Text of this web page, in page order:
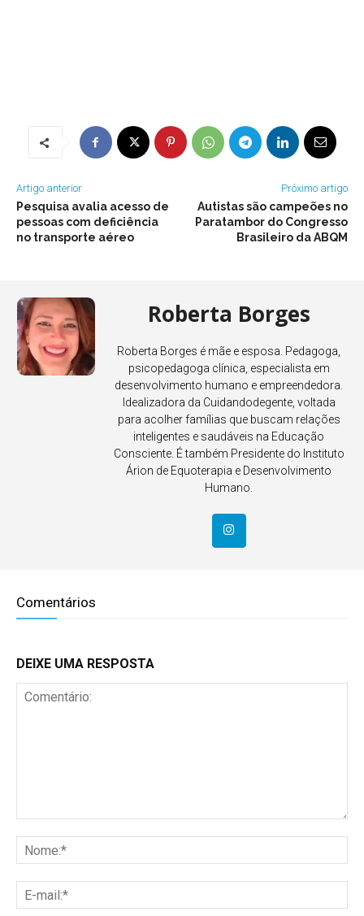
Artigo anterior
Pesquisa avalia acesso de
pessoas com deficiência
no transporte aéreo
Próximo artigo
Autistas são campeões no
Paratambor do Congresso
Brasileiro da ABQM
Roberta Borges
Roberta Borges é mãe e esposa. Pedagoga,
psicopedagoga clínica, especialista em
desenvolvimento humano e empreendedora.
Idealizadora da Cuidandodegente, voltada
para acolher famílias que buscam relações
inteligentes e saudáveis na Educação
Consciente. É também Presidente do Instituto
Árion de Equoterapia e Desenvolvimento
Humano.
Comentários
DEIXE UMA RESPOSTA